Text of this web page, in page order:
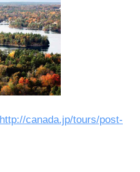
http://canada.jp/tours/post-